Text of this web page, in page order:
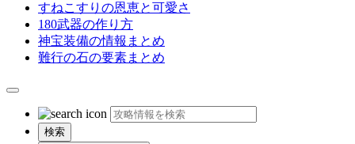
すねこすりの恩恵と可愛さ
180武器の作り方
神宝装備の情報まとめ
難行の石の要素まとめ
検索